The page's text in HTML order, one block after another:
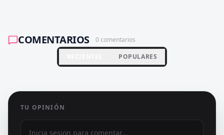
COMENTARIOS 0 comentarios
POPULARES
TU OPINIÓN